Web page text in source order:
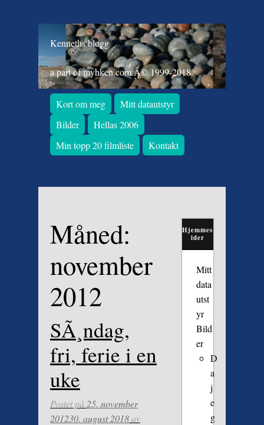
Kenneths blogg
a part of myhken.com Â© 1999-2018
Kort om meg
Mitt datautstyr
Bilder
Hellas 2006
Min topp 20 filmliste
Kontakt
Måned:
november
2012
SÃ¸ndag,
fri, ferie i en
uke
Postet på 25. november
201230. august 2018av
Hjemmes
ider
Mitt
data
utst
yr
Bild
er
D
a
j
e
g